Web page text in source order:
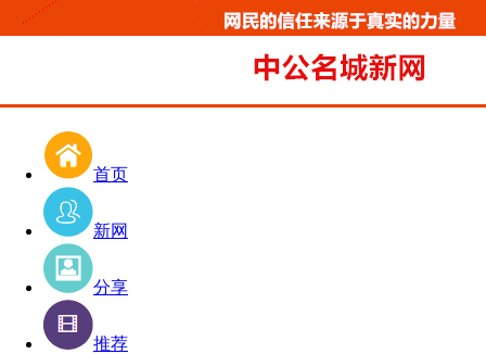
首页
新网
分享
推荐